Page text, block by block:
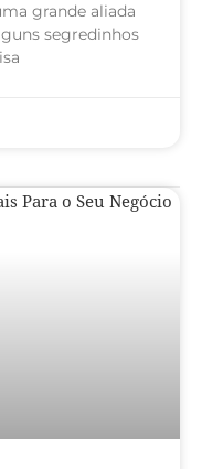
grande aliada
segredinhos